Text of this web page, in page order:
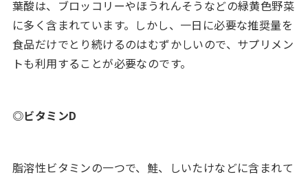
葉酸は、ブロッコリーやほうれんそうなどの緑黄色野菜
に多く含まれています。しかし、一日に必要な推奨量を
食品だけでとり続けるのはむずかしいので、サプリメン
トも利用することが必要なのです。
◎ビタミンD
脂溶性ビタミンの一つで、鮭、しいたけなどに含まれて